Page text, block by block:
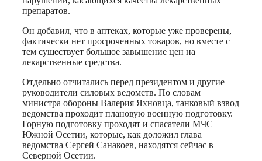
препаратов.
Он добавил, что в аптеках, которые уже проверены,
фактически нет просроченных товаров, но вместе с
тем существует большое завышение цен на
лекарственные средства.
Отдельно отчитались перед президентом и другие
руководители силовых ведомств. По словам
министра обороны Валерия Яхновца, танковый взвод
ведомства проходит плановую военную подготовку.
Горную подготовку проходят и спасатели МЧС
Южной Осетии, которые, как доложил глава
ведомства Сергей Санакоев, находятся сейчас в
Северной Осетии.